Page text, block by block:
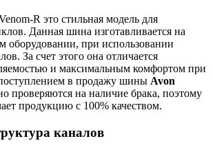
R это стильная модель для
Данная шина изготавливается на
оборудовании, при использовании
За счет этого она отличается
и максимальным комфортом при
в продажу шины Avon
проверяются на наличие брака, поэтому
продукцию с 100% качеством.
каналов